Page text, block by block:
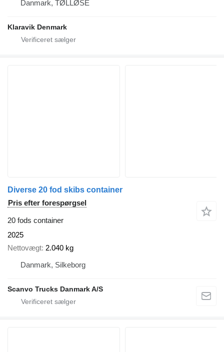
Danmark, TØLLØSE
Klaravik Denmark
Diverse 20 fod skibs container
Pris efter forespørgsel
20 fods container
2025
Nettovægt 2.040 kg
Danmark, Silkeborg
Scanvo Trucks Danmark A/S